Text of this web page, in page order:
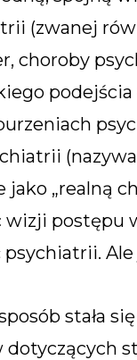
(zwanej
choroby
„realną
postępu
psychiatrii.
stała